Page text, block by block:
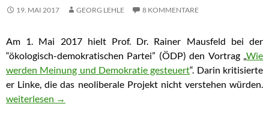
19. MAI 2017 GEORG LEHLE 8 KOMMENTARE
Am 1. Mai 2017 hielt Prof. Dr. Rainer Mausfeld bei der
“ökologisch-demokratischen Partei” (ÖDP) den Vortrag „Wie
werden Meinung und Demokratie gesteuert“. Darin kritisierte
er Linke, die das neoliberale Projekt nicht verstehen würden.
Prof. Dr. Rainer Mausfeld: Linke versteht nicht neoliberales
weiterlesen →